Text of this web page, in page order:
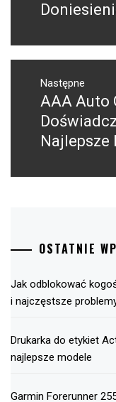
Następne
Następny
post:
AAA Auto
Najlepsze
OSTATNIE
Jak odblokować
i najczęstsze
Drukarka do etykiet
najlepsze modele
Garmin Forerunner